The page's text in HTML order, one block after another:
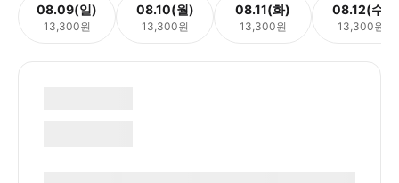
08.09(일)
13,300원
08.10(월)
13,300원
08.11(화)
13,300원
08.12(수)
13,300원